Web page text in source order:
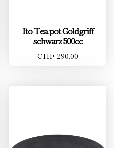
Ito Tea pot Goldgriff
schwarz 500cc
CHF 290.00